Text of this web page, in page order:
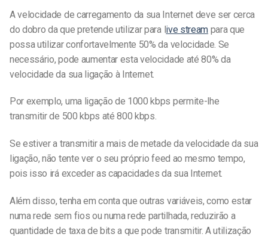
A velocidade de carregamento da sua Internet deve ser cerca
do dobro da que pretende utilizar para live stream para que
possa utilizar confortavelmente 50% da velocidade. Se
necessário, pode aumentar esta velocidade até 80% da
velocidade da sua ligação à Internet.
Por exemplo, uma ligação de 1000 kbps permite-lhe
transmitir de 500 kbps até 800 kbps.
Se estiver a transmitir a mais de metade da velocidade da sua
ligação, não tente ver o seu próprio feed ao mesmo tempo,
pois isso irá exceder as capacidades da sua Internet.
Além disso, tenha em conta que outras variáveis, como estar
numa rede sem fios ou numa rede partilhada, reduzirão a
quantidade de taxa de bits a que pode transmitir. A utilização